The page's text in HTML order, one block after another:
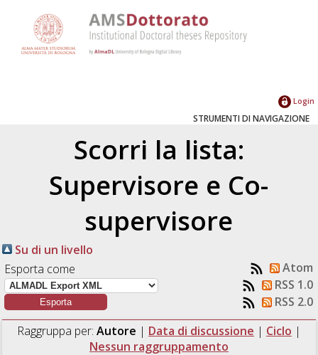
Login
STRUMENTI DI NAVIGAZIONE
Scorri la lista:
Supervisore e Co-
supervisore
Su di un livello
Esporta come
Atom
RSS 1.0
RSS 2.0
Raggruppa per: Autore | Data di discussione | Ciclo |
Nessun raggruppamento